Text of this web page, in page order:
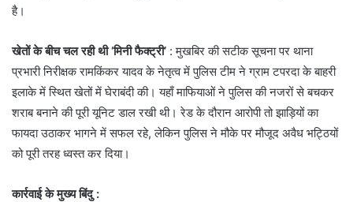
है।
खेतों के बीच चल रही थी ‘मिनी फैक्ट्री’ : मुखबिर की सटीक सूचना पर थाना
प्रभारी निरीक्षक रामकिंकर यादव के नेतृत्व में पुलिस टीम ने ग्राम टपरदा के बाहरी
इलाके में स्थित खेतों में घेराबंदी की। यहाँ माफियाओं ने पुलिस की नजरों से बचकर
शराब बनाने की पूरी यूनिट डाल रखी थी। रेड के दौरान आरोपी तो झाड़ियों का
फायदा उठाकर भागने में सफल रहे, लेकिन पुलिस ने मौके पर मौजूद अवैध भट्ठियों
को पूरी तरह ध्वस्त कर दिया।
कार्रवाई के मुख्य बिंदु :